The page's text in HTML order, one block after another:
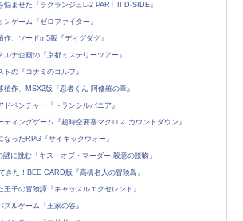
悩ませた『ラグランジュL-2 PART II D-SIDE』
ゲーム『ゼロファイター』
、ソードm5版『ディグダグ』
ナ企画の『京都ミステリーツアー』
の『コナミのゴルフ』
植作、MSX2版『忍者くん 阿修羅の章』
ベンチャー『トランシルバニア』
ティングゲーム『超時空要塞マクロス カウントダウン』
ったRPG『サイキックウォー』
に挑む「キス・オブ・マーダー 殺意の接吻」
きた！BEE CARD版『高橋名人の冒険島』
子の冒険譚『キャッスルエクセレント』
ルゲーム『王家の谷』